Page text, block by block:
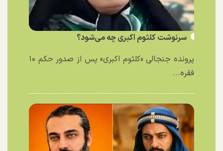
سرنوشت کلثوم اکبری چه می‌شود؟
پرونده جنجالی «کلثوم اکبری» پس از صدور حکم ۱۰
فقره...